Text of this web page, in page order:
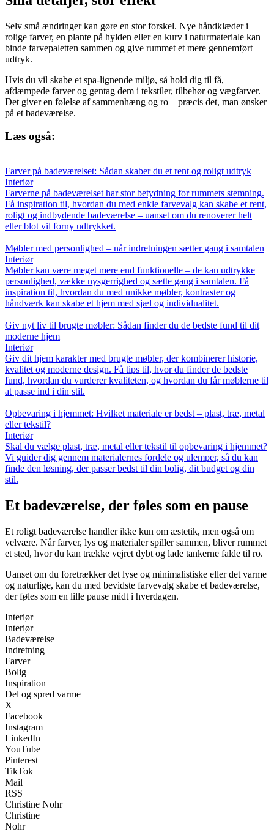
Selv små ændringer kan gøre en stor forskel. Nye håndklæder i
rolige farver, en plante på hylden eller en kurv i naturmateriale kan
binde farvepaletten sammen og give rummet et mere gennemført
udtryk.
Hvis du vil skabe et spa-lignende miljø, så hold dig til få,
afdæmpede farver og gentag dem i tekstiler, tilbehør og vægfarver.
Det giver en følelse af sammenhæng og ro – præcis det, man ønsker
på et badeværelse.
Læs også:
Farver på badeværelset: Sådan skaber du et rent og roligt udtryk
Interiør
Farverne på badeværelset har stor betydning for rummets stemning.
Få inspiration til, hvordan du med enkle farvevalg kan skabe et rent,
roligt og indbydende badeværelse – uanset om du renoverer helt
eller blot vil forny udtrykket.
Møbler med personlighed – når indretningen sætter gang i samtalen
Interiør
Møbler kan være meget mere end funktionelle – de kan udtrykke
personlighed, vække nysgerrighed og sætte gang i samtalen. Få
inspiration til, hvordan du med unikke møbler, kontraster og
håndværk kan skabe et hjem med sjæl og individualitet.
Giv nyt liv til brugte møbler: Sådan finder du de bedste fund til dit
moderne hjem
Interiør
Giv dit hjem karakter med brugte møbler, der kombinerer historie,
kvalitet og moderne design. Få tips til, hvor du finder de bedste
fund, hvordan du vurderer kvaliteten, og hvordan du får møblerne til
at passe ind i din stil.
Opbevaring i hjemmet: Hvilket materiale er bedst – plast, træ, metal
eller tekstil?
Interiør
Skal du vælge plast, træ, metal eller tekstil til opbevaring i hjemmet?
Vi guider dig gennem materialernes fordele og ulemper, så du kan
finde den løsning, der passer bedst til din bolig, dit budget og din
stil.
Et badeværelse, der føles som en pause
Et roligt badeværelse handler ikke kun om æstetik, men også om
velvære. Når farver, lys og materialer spiller sammen, bliver rummet
et sted, hvor du kan trække vejret dybt og lade tankerne falde til ro.
Uanset om du foretrækker det lyse og minimalistiske eller det varme
og naturlige, kan du med bevidste farvevalg skabe et badeværelse,
der føles som en lille pause midt i hverdagen.
Interiør
Interiør
Badeværelse
Indretning
Farver
Bolig
Inspiration
Del og spred varme
X
Facebook
Instagram
LinkedIn
YouTube
Pinterest
TikTok
Mail
RSS
Christine Nohr
Christine
Nohr